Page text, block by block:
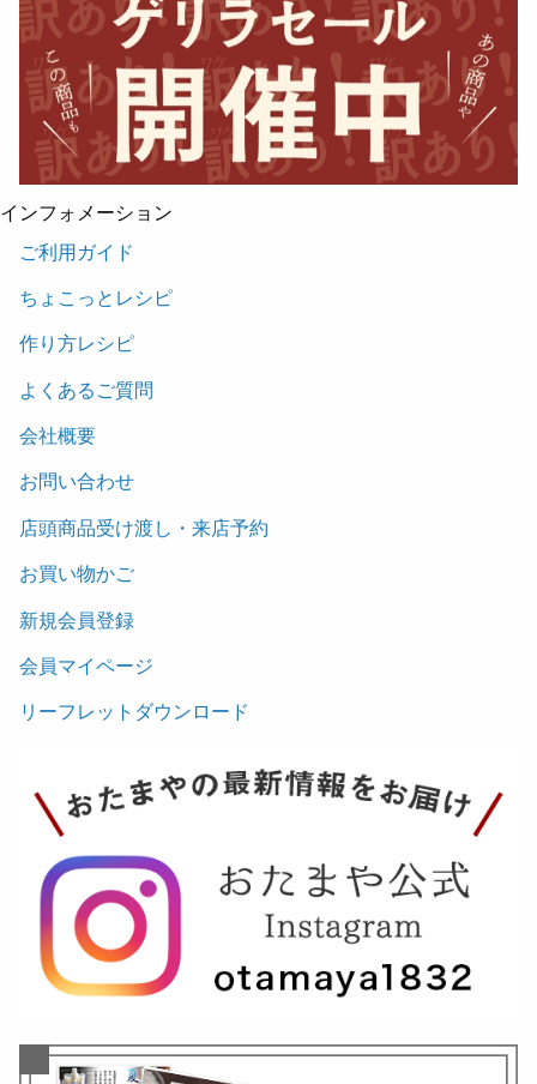
インフォメーション
ご利用ガイド
ちょこっとレシピ
作り方レシピ
よくあるご質問
会社概要
お問い合わせ
店頭商品受け渡し・来店予約
お買い物かご
新規会員登録
会員マイページ
リーフレットダウンロード